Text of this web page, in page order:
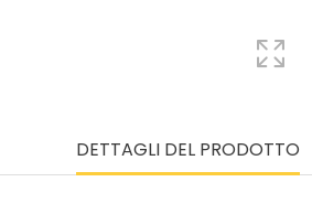
DETTAGLI DEL PRODOTTO